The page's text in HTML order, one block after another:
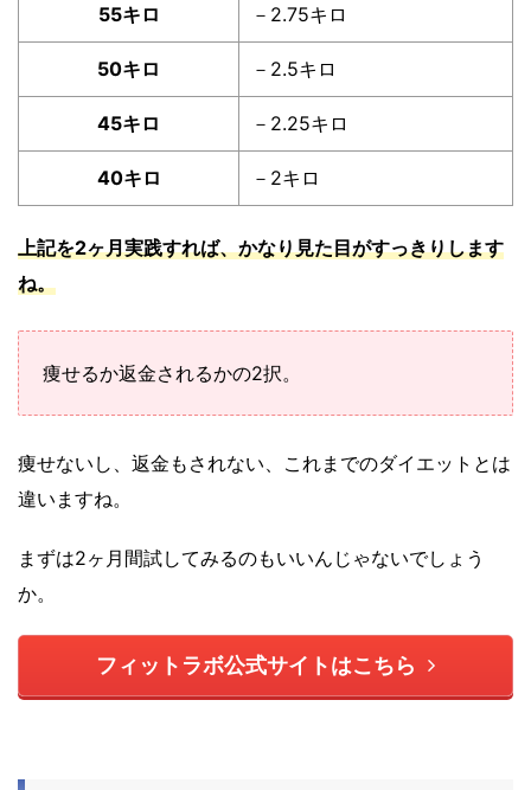
55キロ －2.75キロ
50キロ －2.5キロ
45キロ －2.25キロ
40キロ －2キロ
上記を2ヶ月実践すれば、かなり見た目がすっきりします
ね。
痩せるか返金されるかの2択。
痩せないし、返金もされない、これまでのダイエットとは
違いますね。
まずは2ヶ月間試してみるのもいいんじゃないでしょう
か。
フィットラボ公式サイトはこちら